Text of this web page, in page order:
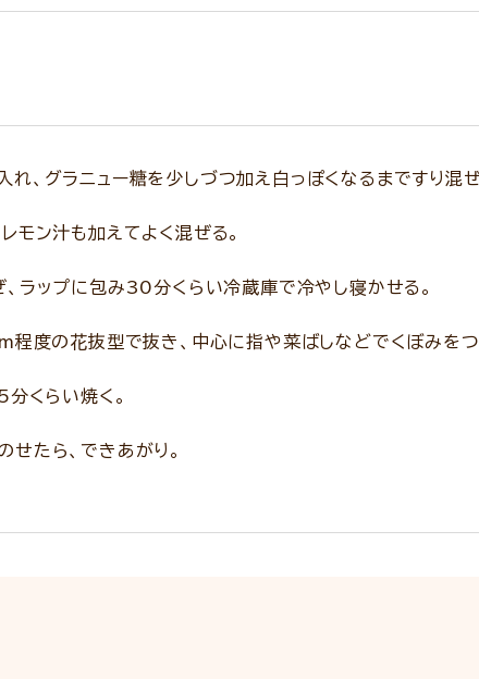
、グラニュー糖を少しづつ加え白っぽくなるまですり混ぜ
モン汁も加えてよく混ぜる。
、ラップに包み30分くらい冷蔵庫で冷やし寝かせる。
度の花抜型で抜き、中心に指や菜ばしなどでくぼみをつ
くらい焼く。
たら、できあがり。